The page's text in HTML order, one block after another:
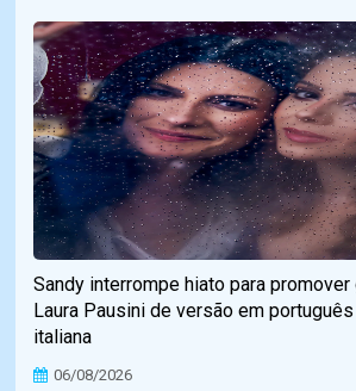
Sandy interrompe hiato para promover
Laura Pausini de versão em
italiana
06/08/2026